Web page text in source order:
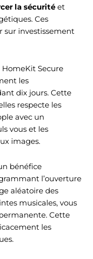
la sécurité et
Ces
sur investissement
Secure
les
dix jours. Cette
respecte les
avec un
vous et les
images.
bénéfice
l’ouverture
aléatoire des
musicales, vous
Cette
les